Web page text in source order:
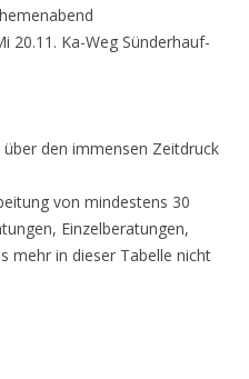
20.11. Ka-Weg Sünderhauf-
den immensen Zeitdruck
von mindestens 30
Einzelberatungen,
mehr in dieser Tabelle nicht